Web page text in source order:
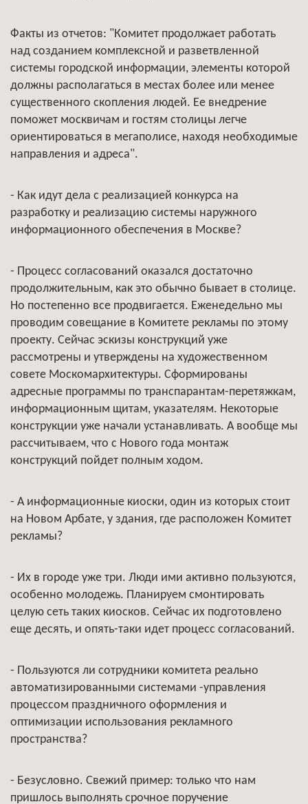
Факты из отчетов: "Комитет продолжает работать
над созданием комплексной и разветвленной
системы городской информации, элементы которой
должны располагаться в местах более или менее
существенного скопления людей. Ее внедрение
поможет москвичам и гостям столицы легче
ориентироваться в мегаполисе, находя необходимые
направления и адреса".
- Как идут дела с реализацией конкурса на
разработку и реализацию системы наружного
информационного обеспечения в Москве?
- Процесс согласований оказался достаточно
продолжительным, как это обычно бывает в столице.
Но постепенно все продвигается. Еженедельно мы
проводим совещание в Комитете рекламы по этому
проекту. Сейчас эскизы конструкций уже
рассмотрены и утверждены на художественном
совете Москомархитектуры. Сформированы
адресные программы по транспарантам-перетяжкам,
информационным щитам, указателям. Некоторые
конструкции уже начали устанавливать. А вообще мы
рассчитываем, что с Нового года монтаж
конструкций пойдет полным ходом.
- А информационные киоски, один из которых стоит
на Новом Арбате, у здания, где расположен Комитет
рекламы?
- Их в городе уже три. Люди ими активно пользуются,
особенно молодежь. Планируем смонтировать
целую сеть таких киосков. Сейчас их подготовлено
еще десять, и опять-таки идет процесс согласований.
- Пользуются ли сотрудники комитета реально
автоматизированными системами -управления
процессом праздничного оформления и
оптимизации использования рекламного
пространства?
- Безусловно. Свежий пример: только что нам
пришлось выполнять срочное поручение